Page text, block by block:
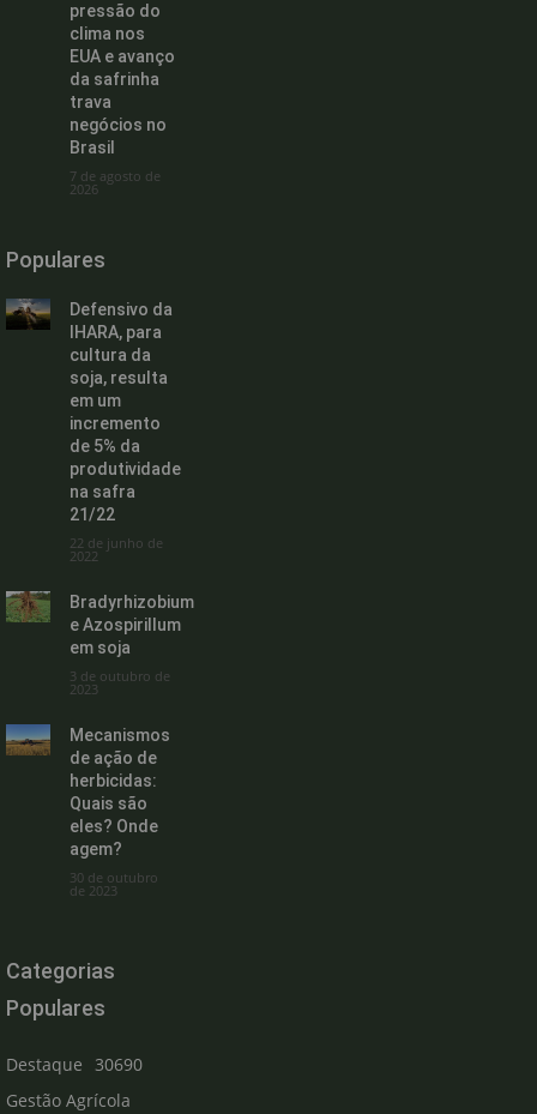
pressão do
clima nos
EUA e avanço
da safrinha
trava
negócios no
Brasil
7 de agosto de
2026
Populares
Defensivo da
IHARA, para
cultura da
soja, resulta
em um
incremento
de 5% da
produtividade
na safra
21/22
22 de junho de
2022
Bradyrhizobium
e Azospirillum
em soja
3 de outubro de
2023
Mecanismos
de ação de
herbicidas:
Quais são
eles? Onde
agem?
30 de outubro
de 2023
Categorias
Populares
Destaque
30690
Gestão Agrícola